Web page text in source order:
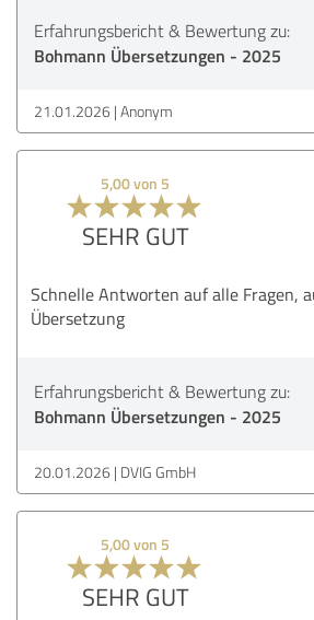
Erfahrungsbericht & Bewertung zu:
Bohmann Übersetzungen - 2025
21.01.2026 Anonym
5,00 von 5
SEHR GUT
Schnelle Antworten auf alle Fragen,
Übersetzung
Erfahrungsbericht & Bewertung zu:
Bohmann Übersetzungen - 2025
20.01.2026 DVIG GmbH
5,00 von 5
SEHR GUT